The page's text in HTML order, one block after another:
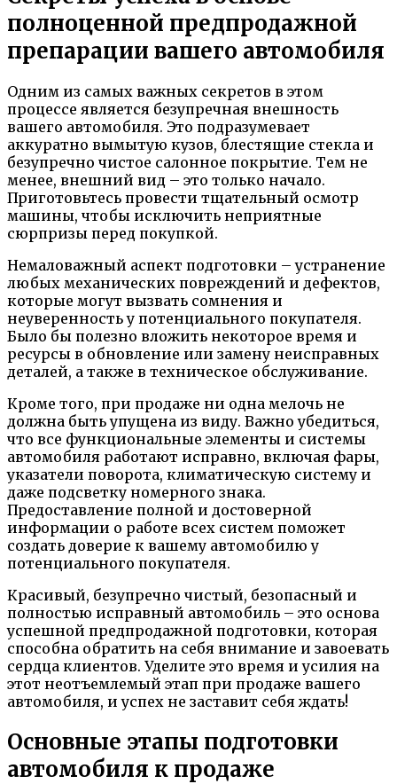
полноценной предпродажной
препарации вашего автомобиля
Одним из самых важных секретов в этом
процессе является безупречная внешность
вашего автомобиля. Это подразумевает
аккуратно вымытую кузов, блестящие стекла и
безупречно чистое салонное покрытие. Тем не
менее, внешний вид – это только начало.
Приготовьтесь провести тщательный осмотр
машины, чтобы исключить неприятные
сюрпризы перед покупкой.
Немаловажный аспект подготовки – устранение
любых механических повреждений и дефектов,
которые могут вызвать сомнения и
неуверенность у потенциального покупателя.
Было бы полезно вложить некоторое время и
ресурсы в обновление или замену неисправных
деталей, а также в техническое обслуживание.
Кроме того, при продаже ни одна мелочь не
должна быть упущена из виду. Важно убедиться,
что все функциональные элементы и системы
автомобиля работают исправно, включая фары,
указатели поворота, климатическую систему и
даже подсветку номерного знака.
Предоставление полной и достоверной
информации о работе всех систем поможет
создать доверие к вашему автомобилю у
потенциального покупателя.
Красивый, безупречно чистый, безопасный и
полностью исправный автомобиль – это основа
успешной предпродажной подготовки, которая
способна обратить на себя внимание и завоевать
сердца клиентов. Уделите это время и усилия на
этот неотъемлемый этап при продаже вашего
автомобиля, и успех не заставит себя ждать!
Основные этапы подготовки
автомобиля к продаже